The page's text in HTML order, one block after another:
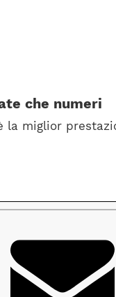
che numeri
la miglior